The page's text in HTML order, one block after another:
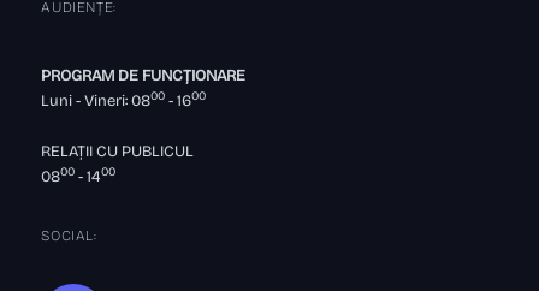
AUDIENȚE:
PROGRAM DE FUNCȚIONARE
Luni - Vineri: 0800 - 1600
RELAȚII CU PUBLICUL
0800 - 1400
SOCIAL: